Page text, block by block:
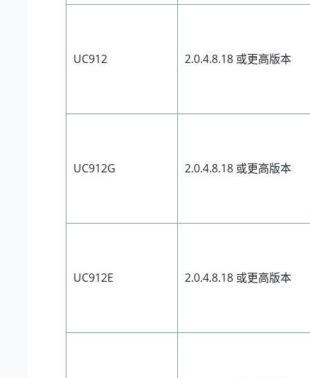
UC912 2.0.4.8.18 或更高版本
UC912G 2.0.4.8.18 或更高版本
UC912E 2.0.4.8.18 或更高版本